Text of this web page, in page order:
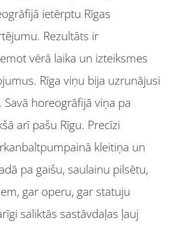
ietērptu Rīgas
Rezultāts ir
vērā laika un izteiksmes
Rīga viņu bija uzrunājusi
horeogrāfijā viņa pa
arī pašu Rīgu. Precīzi
kleitiņa un
pa gaišu, saulainu pilsētu,
gar operu, gar statuju
saliktās sastāvdaļas ļauj